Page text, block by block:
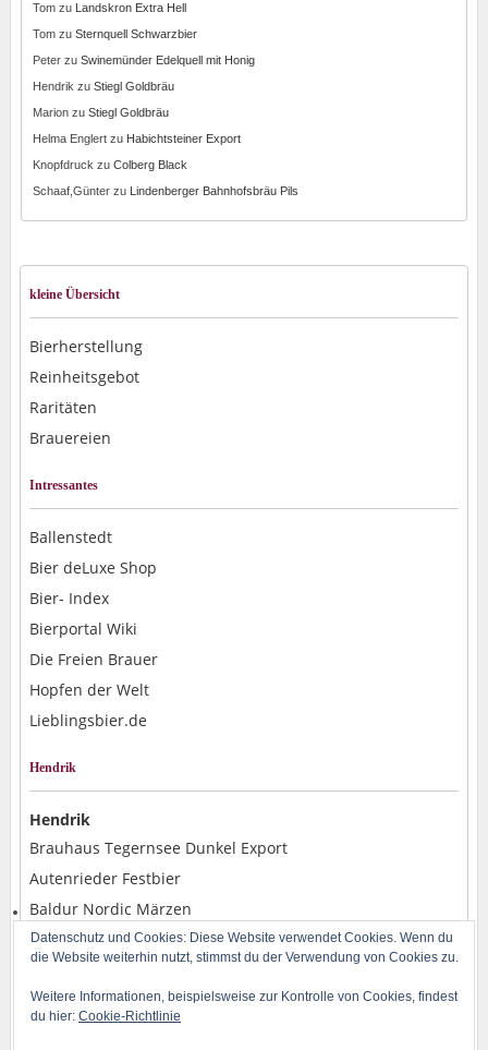
Tomzu
Landskron Extra Hell
Tomzu Sternquell Schwarzbier
Peterzu Swinemünder Edelquell mit Honig
Hendrik zu Stiegl Goldbräu
Marionzu Stiegl Goldbräu
Helma Englertzu Habichtsteiner Export
Knopfdruck zu Colberg Black
Schaaf,Günterzu Lindenberger Bahnhofsbräu Pils
kleine Übersicht
Bierherstellung
Reinheitsgebot
Raritäten
Brauereien
Intressantes
Ballenstedt
Bier deLuxe Shop
Bier- Index
Bierportal Wiki
Die Freien Brauer
Hopfen der Welt
Lieblingsbier.de
Hendrik
Hendrik
Brauhaus Tegernsee Dunkel Export
Autenrieder Festbier
Baldur Nordic Märzen
Alpirsbacher Weizen Hefe Dunkel
Datenschutz und Cookies: Diese Website verwendet Cookies. Wenn du
die Website weiterhin nutzt, stimmst du der Verwendung von Cookies zu.
Weitere Informationen, beispielsweise zur Kontrolle von Cookies, findest
du hier: Cookie-Richtlinie